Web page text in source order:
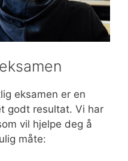
eksamen er en
godt resultat. Vi har
vil hjelpe deg å
måte: